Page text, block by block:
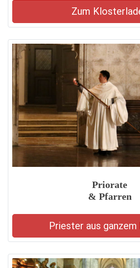
Zum
Priorate
& Pfarren
Priester aus ganzem